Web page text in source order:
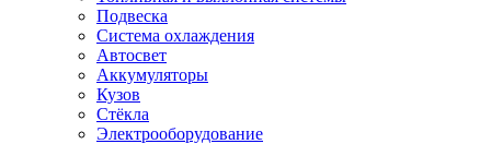
Подвеска
Система охлаждения
Автосвет
Аккумуляторы
Кузов
Стёкла
Электрооборудование